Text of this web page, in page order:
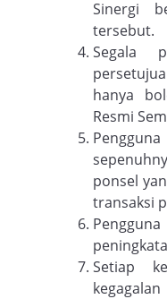
Sinergi
tersebut.
Segala
hanya
Resmi
ponsel
transaksi
Setiap